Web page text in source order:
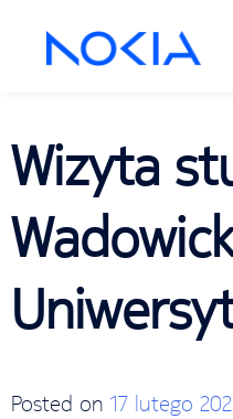
Wizyta
Posted on 17 lutego